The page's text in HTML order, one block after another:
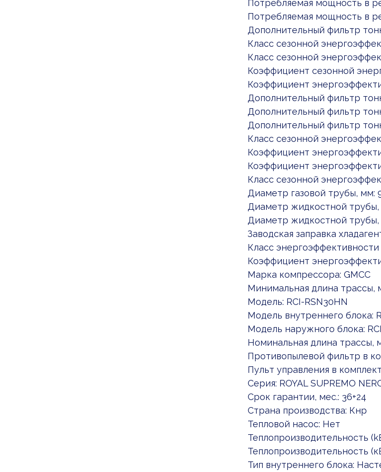
Потребляемая мощность в
Потребляемая мощность в
Дополнительный фильтр
Класс сезонной
Класс сезонной
Коэффициент сезонной
Коэффициент
Дополнительный фильтр
Дополнительный фильтр
Дополнительный фильтр
Класс сезонной
Коэффициент
Коэффициент
Класс сезонной
Диаметр газовой трубы, мм:
Диаметр жидкостной
Диаметр жидкостной трубы,
Заводская заправка
Класс энергоэффективности
Коэффициент
Марка компрессора: GMCC
Минимальная длина трассы,
Модель: RCI-RSN30HN
Модель внутреннего блока:
Модель наружного блока:
Номинальная длина трассы,
Противопылевой фильтр в
Пульт управления в
Серия: ROYAL SUPREMO
Срок гарантии, мес.: 36+24
Страна производства: Кнр
Тепловой насос: Нет
Теплопроизводительность
Теплопроизводительность
Тип внутреннего блока: